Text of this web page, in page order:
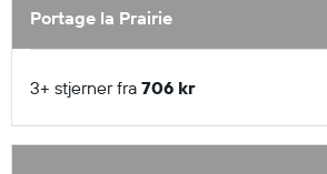
Portage la Prairie
3+ stjerner fra 706 kr